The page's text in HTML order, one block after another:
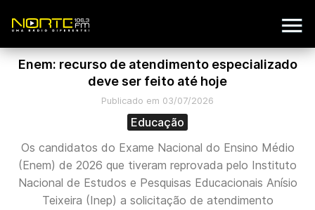
Enem: recurso de atendimento especializado
deve ser feito até hoje
Publicado em 03/07/2026
Educação
Os candidatos do Exame Nacional do Ensino Médio
(Enem) de 2026 que tiveram reprovada pelo Instituto
Nacional de Estudos e Pesquisas Educacionais Anísio
Teixeira (Inep) a solicitação de atendimento